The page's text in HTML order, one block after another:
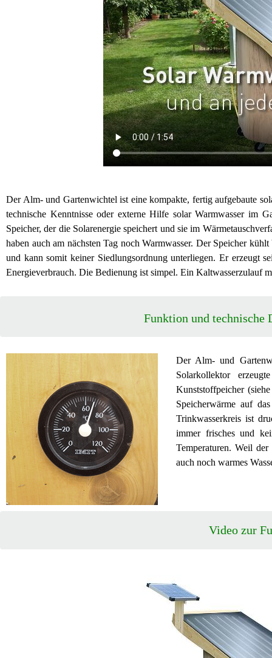
Der Alm- und Gartenwichtel ist eine kompakte, fertig aufgebaute
technische Kenntnisse oder externe Hilfe solar Warmwasser im
Speicher, der die Solarenergie speichert und sie im
haben auch am nächsten Tag noch Warmwasser. Der Speicher
und kann somit keiner Siedlungsordnung unterliegen. Er erzeugt
Energieverbrauch. Die Bedienung ist simpel. Ein Kaltwasserzulauf
Funktion und technische
Der Alm- und
Solarkollektor
Kunststoffpeicher
Speicherwärme auf
Trinkwasserkreis ist
immer frisches und
Temperaturen. Weil
auch noch warmes
Video zur